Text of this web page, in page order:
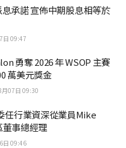
承諾 宣佈中期股息相等於
日 09:47
勇奪 2026 年 WSOP 主賽
萬美元獎金
07日 09:30
任行業資深從業員Mike
事總經理
日 09:46